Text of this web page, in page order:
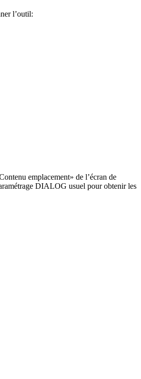
l’outil:
emplacement» de l’écran de
DIALOG usuel pour obtenir les